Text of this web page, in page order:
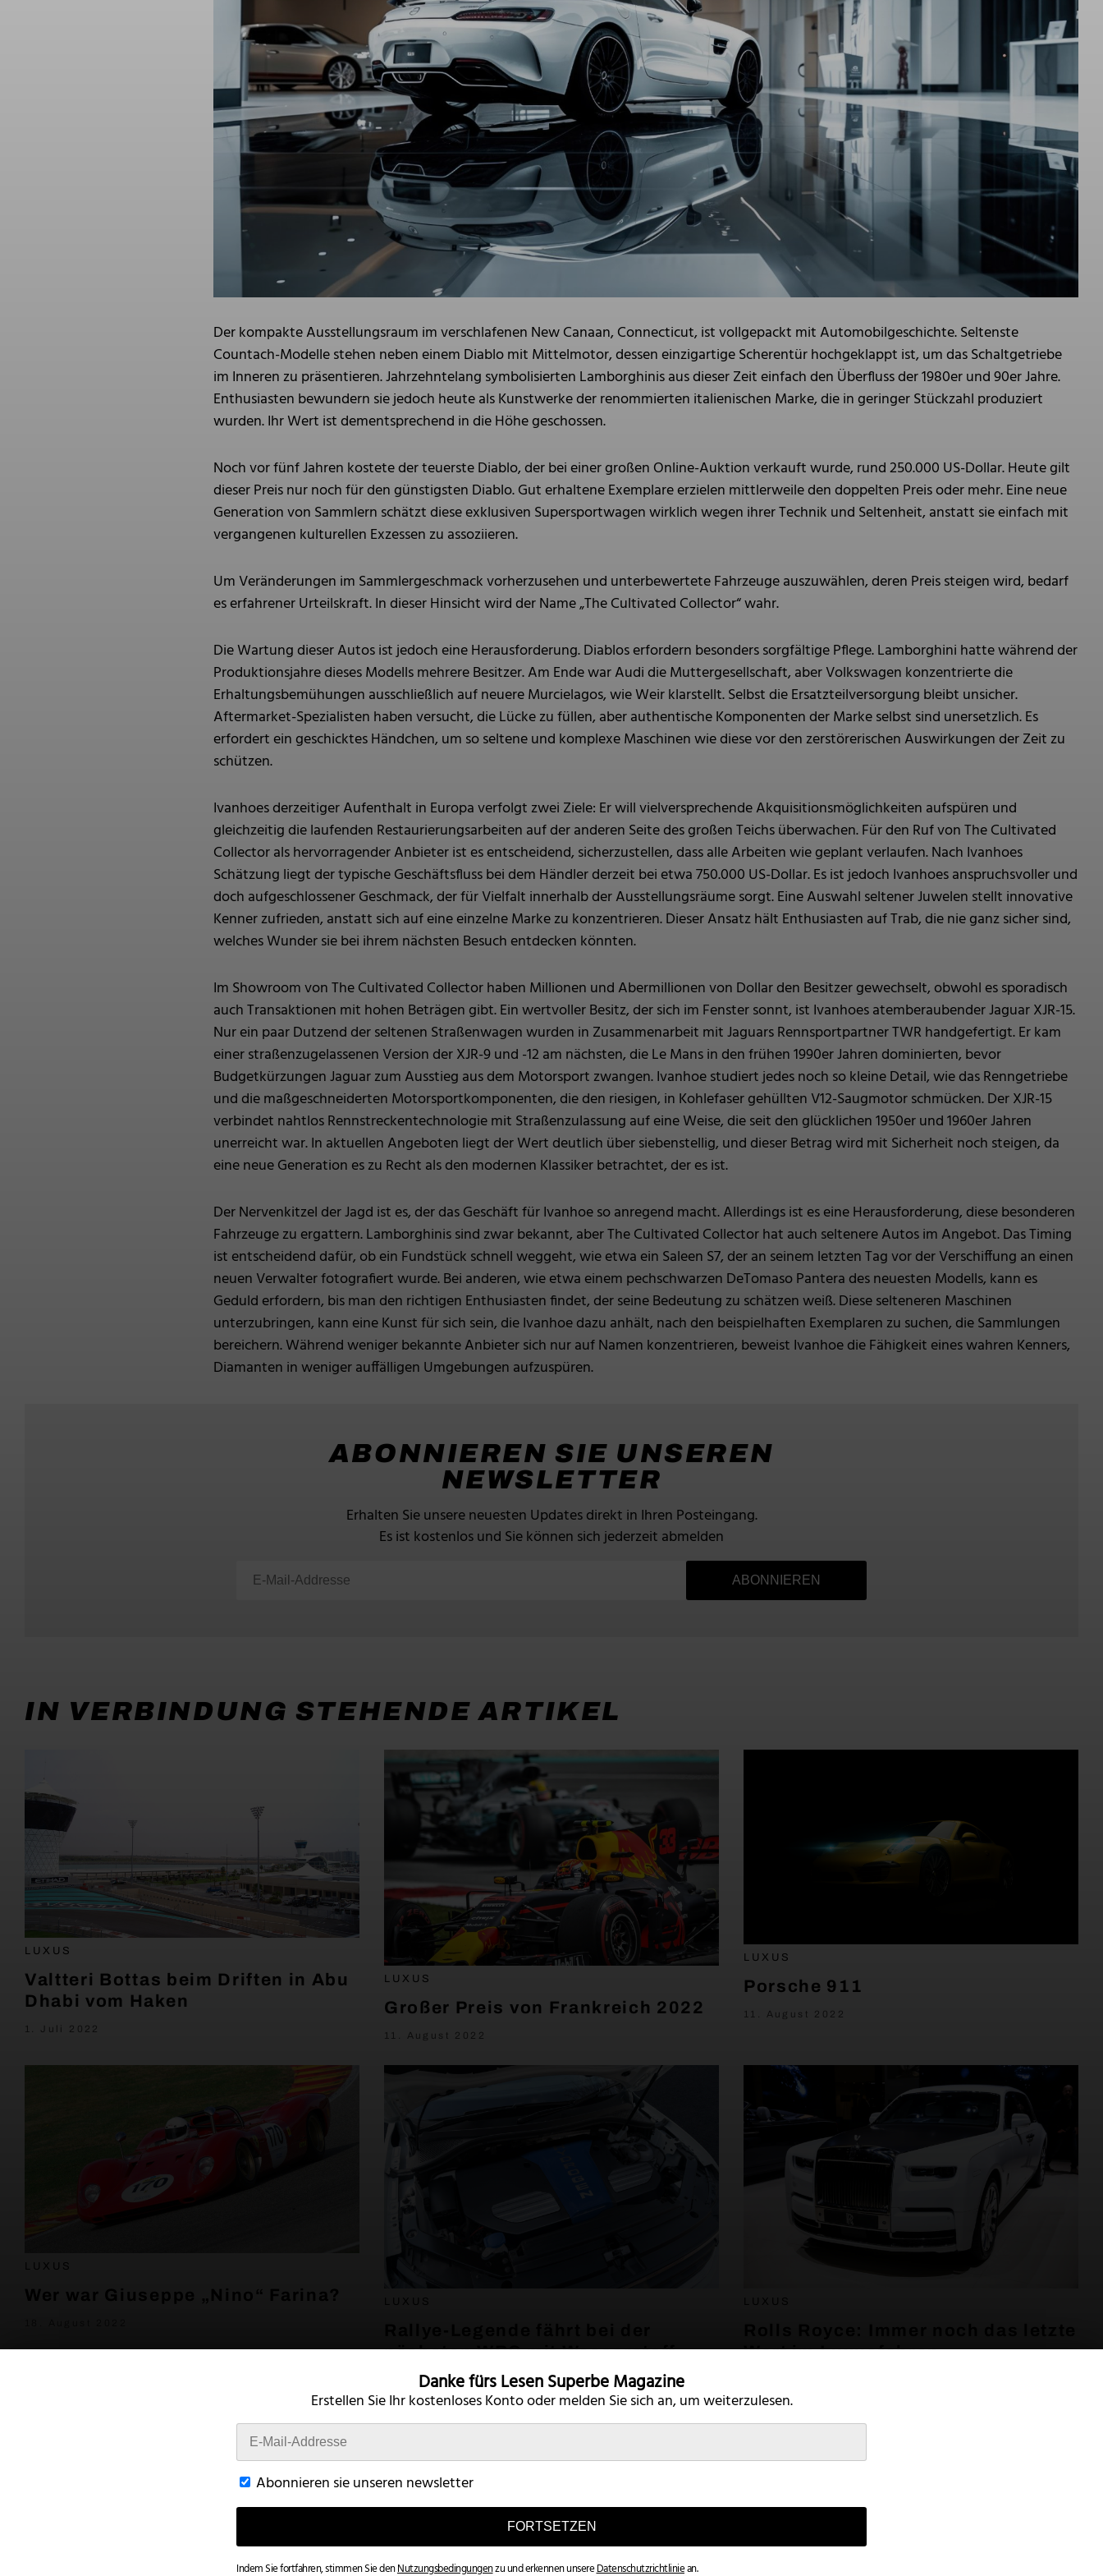
Der kompakte Ausstellungsraum im verschlafenen New Canaan, Connecticut, ist vollgepackt mit Automobilgeschichte. Seltenste
Countach-Modelle stehen neben einem Diablo mit Mittelmotor, dessen einzigartige Scherentür hochgeklappt ist, um das Schaltgetriebe
im Inneren zu präsentieren. Jahrzehntelang symbolisierten Lamborghinis aus dieser Zeit einfach den Überfluss der 1980er und 90er Jahre.
Enthusiasten bewundern sie jedoch heute als Kunstwerke der renommierten italienischen Marke, die in geringer Stückzahl produziert
wurden. Ihr Wert ist dementsprechend in die Höhe geschossen.
Noch vor fünf Jahren kostete der teuerste Diablo, der bei einer großen Online-Auktion verkauft wurde, rund 250.000 US-Dollar. Heute gilt
dieser Preis nur noch für den günstigsten Diablo. Gut erhaltene Exemplare erzielen mittlerweile den doppelten Preis oder mehr. Eine neue
Generation von Sammlern schätzt diese exklusiven Supersportwagen wirklich wegen ihrer Technik und Seltenheit, anstatt sie einfach mit
vergangenen kulturellen Exzessen zu assoziieren.
Um Veränderungen im Sammlergeschmack vorherzusehen und unterbewertete Fahrzeuge auszuwählen, deren Preis steigen wird, bedarf
es erfahrener Urteilskraft. In dieser Hinsicht wird der Name „The Cultivated Collector“ wahr.
Die Wartung dieser Autos ist jedoch eine Herausforderung. Diablos erfordern besonders sorgfältige Pflege. Lamborghini hatte während der
Produktionsjahre dieses Modells mehrere Besitzer. Am Ende war Audi die Muttergesellschaft, aber Volkswagen konzentrierte die
Erhaltungsbemühungen ausschließlich auf neuere Murcielagos, wie Weir klarstellt. Selbst die Ersatzteilversorgung bleibt unsicher.
Aftermarket-Spezialisten haben versucht, die Lücke zu füllen, aber authentische Komponenten der Marke selbst sind unersetzlich. Es
erfordert ein geschicktes Händchen, um so seltene und komplexe Maschinen wie diese vor den zerstörerischen Auswirkungen der Zeit zu
schützen.
Ivanhoes derzeitiger Aufenthalt in Europa verfolgt zwei Ziele: Er will vielversprechende Akquisitionsmöglichkeiten aufspüren und
gleichzeitig die laufenden Restaurierungsarbeiten auf der anderen Seite des großen Teichs überwachen. Für den Ruf von The Cultivated
Collector als hervorragender Anbieter ist es entscheidend, sicherzustellen, dass alle Arbeiten wie geplant verlaufen. Nach Ivanhoes
Schätzung liegt der typische Geschäftsfluss bei dem Händler derzeit bei etwa 750.000 US-Dollar. Es ist jedoch Ivanhoes anspruchsvoller und
doch aufgeschlossener Geschmack, der für Vielfalt innerhalb der Ausstellungsräume sorgt. Eine Auswahl seltener Juwelen stellt innovative
Kenner zufrieden, anstatt sich auf eine einzelne Marke zu konzentrieren. Dieser Ansatz hält Enthusiasten auf Trab, die nie ganz sicher sind,
welches Wunder sie bei ihrem nächsten Besuch entdecken könnten.
Im Showroom von The Cultivated Collector haben Millionen und Abermillionen von Dollar den Besitzer gewechselt, obwohl es sporadisch
auch Transaktionen mit hohen Beträgen gibt. Ein wertvoller Besitz, der sich im Fenster sonnt, ist Ivanhoes atemberaubender Jaguar XJR-15.
Nur ein paar Dutzend der seltenen Straßenwagen wurden in Zusammenarbeit mit Jaguars Rennsportpartner TWR handgefertigt. Er kam
einer straßenzugelassenen Version der XJR-9 und -12 am nächsten, die Le Mans in den frühen 1990er Jahren dominierten, bevor
Budgetkürzungen Jaguar zum Ausstieg aus dem Motorsport zwangen. Ivanhoe studiert jedes noch so kleine Detail, wie das Renngetriebe
und die maßgeschneiderten Motorsportkomponenten, die den riesigen, in Kohlefaser gehüllten V12-Saugmotor schmücken. Der XJR-15
verbindet nahtlos Rennstreckentechnologie mit Straßenzulassung auf eine Weise, die seit den glücklichen 1950er und 1960er Jahren
unerreicht war. In aktuellen Angeboten liegt der Wert deutlich über siebenstellig, und dieser Betrag wird mit Sicherheit noch steigen, da
eine neue Generation es zu Recht als den modernen Klassiker betrachtet, der es ist.
Der Nervenkitzel der Jagd ist es, der das Geschäft für Ivanhoe so anregend macht. Allerdings ist es eine Herausforderung, diese besonderen
Fahrzeuge zu ergattern. Lamborghinis sind zwar bekannt, aber The Cultivated Collector hat auch seltenere Autos im Angebot. Das Timing
ist entscheidend dafür, ob ein Fundstück schnell weggeht, wie etwa ein Saleen S7, der an seinem letzten Tag vor der Verschiffung an einen
neuen Verwalter fotografiert wurde. Bei anderen, wie etwa einem pechschwarzen DeTomaso Pantera des neuesten Modells, kann es
Geduld erfordern, bis man den richtigen Enthusiasten findet, der seine Bedeutung zu schätzen weiß. Diese selteneren Maschinen
unterzubringen, kann eine Kunst für sich sein, die Ivanhoe dazu anhält, nach den beispielhaften Exemplaren zu suchen, die Sammlungen
bereichern. Während weniger bekannte Anbieter sich nur auf Namen konzentrieren, beweist Ivanhoe die Fähigkeit eines wahren Kenners,
Diamanten in weniger auffälligen Umgebungen aufzuspüren.
ABONNIEREN SIE UNSEREN
NEWSLETTER
Erhalten Sie unsere neuesten Updates direkt in Ihren Posteingang.
Es ist kostenlos und Sie können sich jederzeit abmelden
ABONNIEREN
IN VERBINDUNG STEHENDE ARTIKEL
LUXUS
Valtteri Bottas beim Driften in Abu
Dhabi vom Haken
1. Juli 2022
LUXUS
Großer Preis von Frankreich 2022
11. August 2022
LUXUS
Porsche 911
11. August 2022
LUXUS
nächsten WRC mit Wasserstoff
18. August 2022
Wort im Luxusfahren
Danke fürs LesenSuperbe Magazine
Erstellen Sie Ihr kostenloses Konto odermelden Sie sich an, um weiterzulesen.
Abonnieren sie unseren newsletter
FORTSETZEN
Indem Sie fortfahren, stimmen Sie denNutzungsbedingungenzu und erkennen unsereDatenschutzrichtliniean.
Instagram Bedingungen